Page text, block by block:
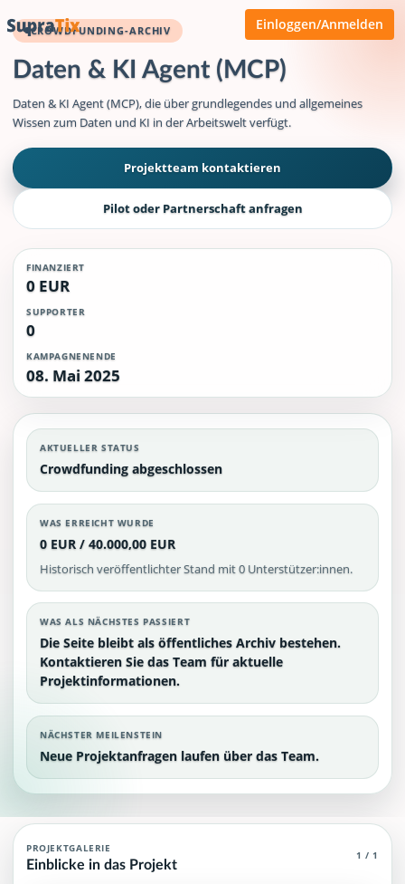
Einloggen/Anmelden
CROWDFUNDING-ARCHIV
Daten & KI Agent (MCP)
Daten & KI Agent (MCP), die über grundlegendes und allgemeines
Wissen zum Daten und KI in der Arbeitswelt verfügt.
Projektteam kontaktieren
Pilot oder Partnerschaft anfragen
FINANZIERT
0 EUR
SUPPORTER
0
KAMPAGNENENDE
08. Mai 2025
AKTUELLER STATUS
Crowdfunding abgeschlossen
WAS ERREICHT WURDE
0 EUR / 40.000,00 EUR
Historisch veröffentlichter Stand mit 0 Unterstützer:innen.
WAS ALS NÄCHSTES PASSIERT
Die Seite bleibt als öffentliches Archiv bestehen.
Kontaktieren Sie das Team für aktuelle
Projektinformationen.
NÄCHSTER MEILENSTEIN
Neue Projektanfragen laufen über das Team.
Daten & KI Agent (MCP)
Daten & KI Agent (MCP): häufige Fragen, Projektstatus und
PROJEKTGALERIE
Einblicke in das Projekt 1 / 1